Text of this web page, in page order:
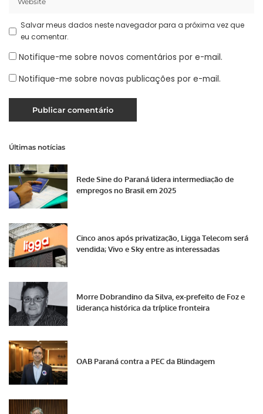
Salvar meus dados neste navegador para a próxima vez que
eu comentar.
Notifique-me sobre novos comentários por e-mail.
Notifique-me sobre novas publicações por e-mail.
Últimas notícias
Rede Sine do Paraná lidera intermediação de
empregos no Brasil em 2025
Cinco anos após privatização, Ligga Telecom será
vendida; Vivo e Sky entre as interessadas
Morre Dobrandino da Silva, ex-prefeito de Foz e
liderança histórica da tríplice fronteira
OAB Paraná contra a PEC da Blindagem